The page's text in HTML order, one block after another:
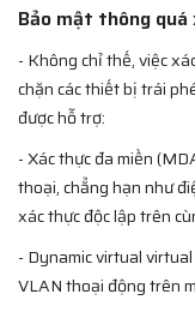
Bảo mật thông quá
- Không chỉ thế, việc
chặn các thiết bị trái
được hỗ trợ:
- Xác thực đa miền
thoại, chẳng hạn như
xác thực độc lập trên
- Dynamic virtual
VLAN thoại động trên